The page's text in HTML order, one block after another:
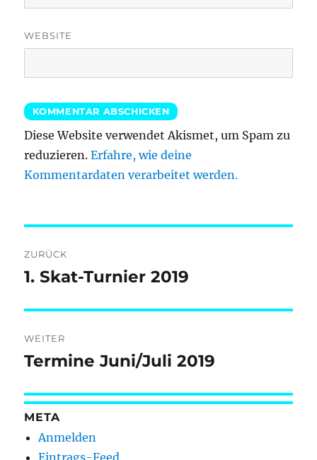
WEBSITE
Diese Website verwendet Akismet, um Spam zu
reduzieren.Erfahre, wie deine
Kommentardaten verarbeitet werden.
ZURÜCK
Vorheriger
1. Skat-Turnier 2019
WEITER
Nächster
Termine Juni/Juli 2019
META
Anmelden